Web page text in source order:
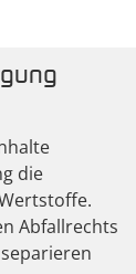
die
Abfallrechts